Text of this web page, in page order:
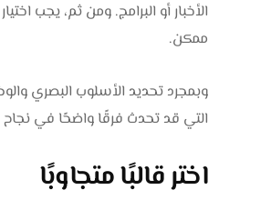
الأخبار أو البرامج. ومن ثم، يجب
ممكن.
وبمجرد تحديد الأسلوب البصري
التي قد تحدث فرقًا واضحًا في
اختر قالبًا متجاوبًا